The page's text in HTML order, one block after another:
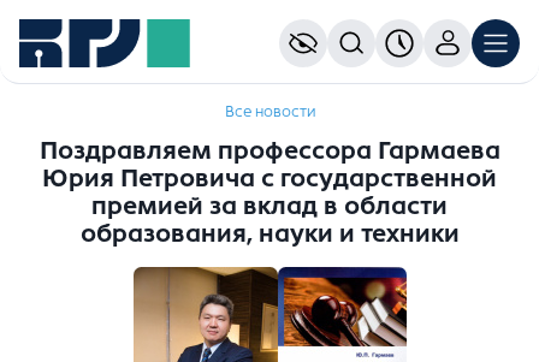
Все новости
Поздравляем профессора Гармаева
Юрия Петровича с государственной
премией за вклад в области
образования, науки и техники